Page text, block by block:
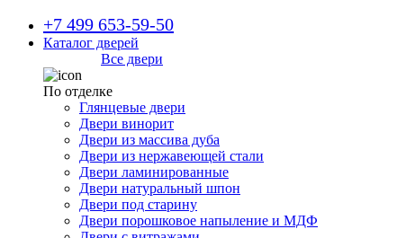
+7 499 653-59-50
Каталог дверей
Все двери
По отделке
Глянцевые двери
Двери винорит
Двери из массива дуба
Двери из нержавеющей стали
Двери ламинированные
Двери натуральный шпон
Двери под старину
Двери порошковое напыление и МДФ